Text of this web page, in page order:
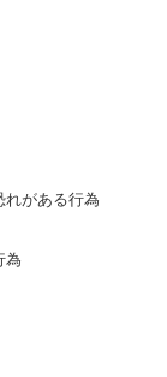
れがある行為
為